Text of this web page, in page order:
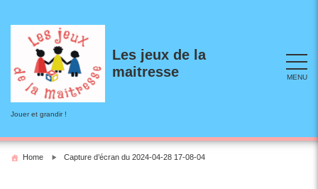
content
Les jeux de la
maitresse
Jouer et grandir !
MENU
Home Capture d’écran du 2024-04-28 17-08-04